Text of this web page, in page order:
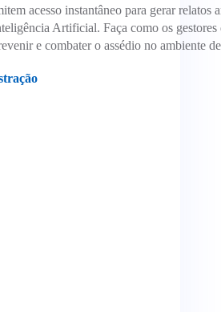
acesso instantâneo para gerar relatos
Artificial. Faça como os
e combater o assédio no ambiente